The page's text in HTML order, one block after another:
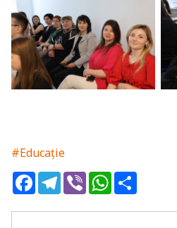
#Educație
FacebookTelegram
ViberWhatsApp